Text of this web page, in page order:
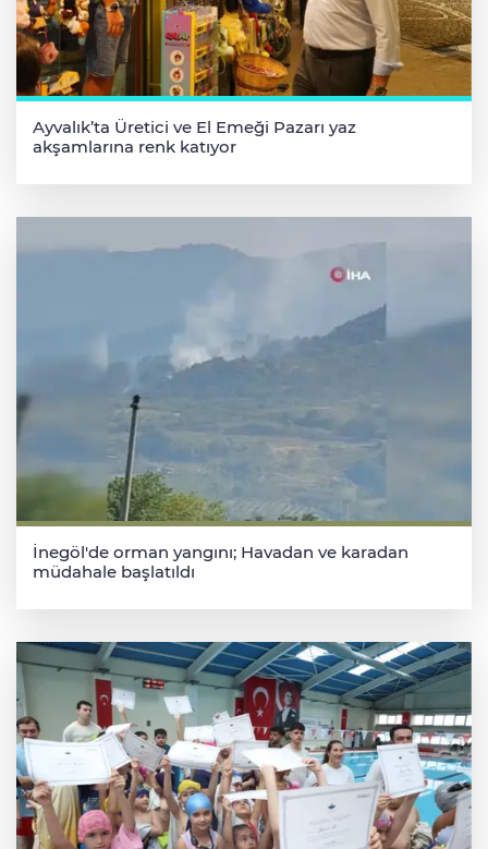
Ayvalık’ta Üretici ve El Emeği Pazarı yaz
akşamlarına renk katıyor
İnegöl'de orman yangını; Havadan ve karadan
müdahale başlatıldı